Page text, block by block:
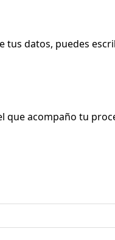
datos, puedes
que acompaño tu